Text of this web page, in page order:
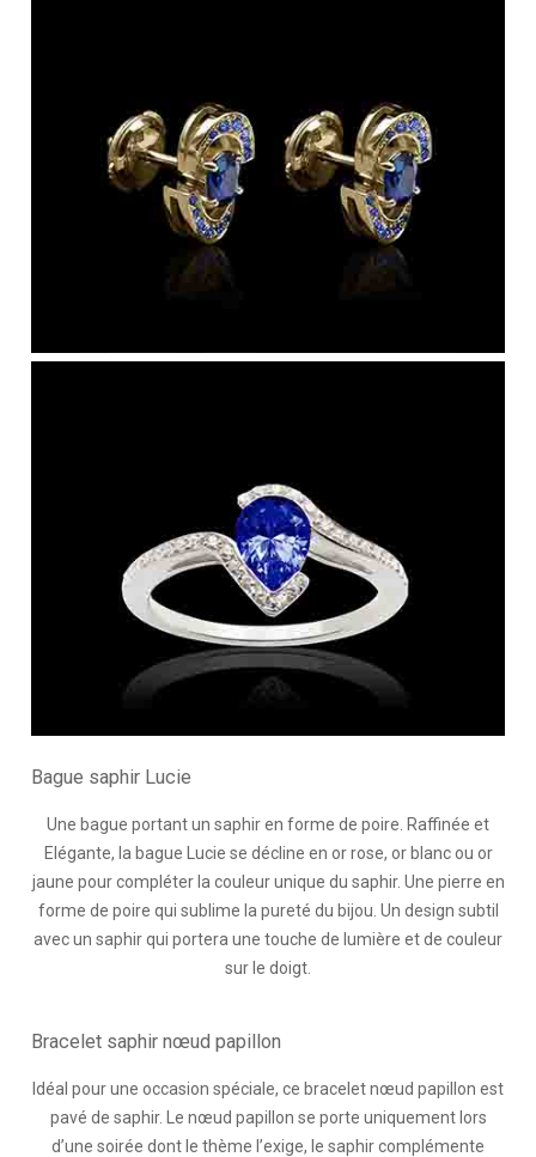
Bague saphir Lucie
Une bague portant un saphir en forme de poire. Raffinée et
Elégante, la bague Lucie se décline en or rose, or blanc ou or
jaune pour compléter la couleur unique du saphir. Une pierre en
forme de poire qui sublime la pureté du bijou. Un design subtil
avec un saphir qui portera une touche de lumière et de couleur
sur le doigt.
Bracelet saphir nœud papillon
Idéal pour une occasion spéciale, ce bracelet nœud papillon est
pavé de saphir. Le nœud papillon se porte uniquement lors
d’une soirée dont le thème l’exige, le saphir complémente